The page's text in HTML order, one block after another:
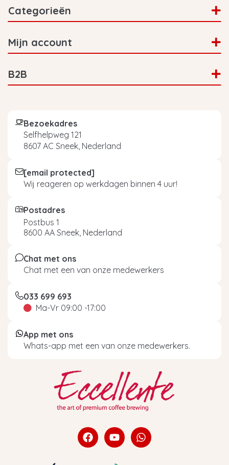
Categorieën
Mijn account
B2B
Bezoekadres
Selfhelpweg 121
8607 AC Sneek, Nederland
[email protected]
Wij reageren op werkdagen binnen 4 uur!
Postadres
Postbus 1
8600 AA Sneek, Nederland
Chat met ons
Chat met een van onze medewerkers
033 699 693
Ma-Vr 09:00 -17:00
App met ons
Whats-app met een van onze medewerkers.